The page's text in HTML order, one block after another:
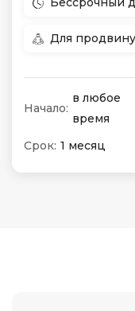
Для
Начало:
в любое
время
Срок: 1 месяц